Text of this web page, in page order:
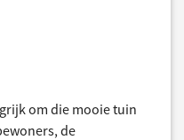
om die mooie tuin
de